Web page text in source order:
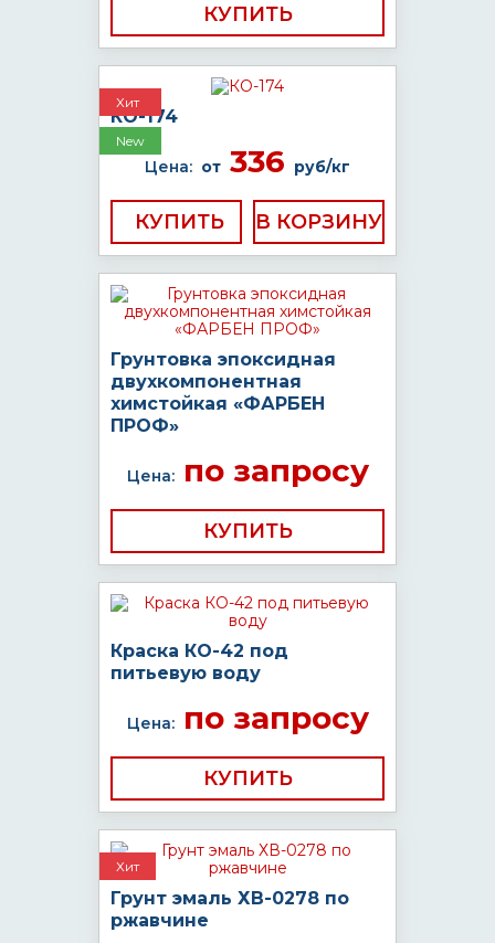
КУПИТЬ
Хит
New
КО-174
Цена: от 336 руб/кг
КУПИТЬ
Грунтовка эпоксидная
двухкомпонентная
химстойкая «ФАРБЕН
ПРОФ»
Цена:по запросу
КУПИТЬ
Краска КО-42 под
питьевую воду
Цена:по запросу
КУПИТЬ
Хит
Грунт эмаль ХВ-0278 по
ржавчине